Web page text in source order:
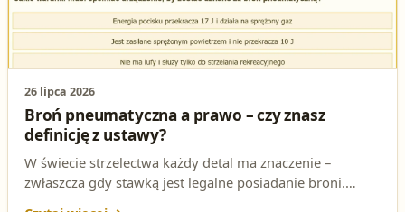
26 lipca 2026
Broń pneumatyczna a prawo – czy znasz
definicję z ustawy?
W świecie strzelectwa każdy detal ma znaczenie –
zwłaszcza gdy stawką jest legalne posiadanie broni.